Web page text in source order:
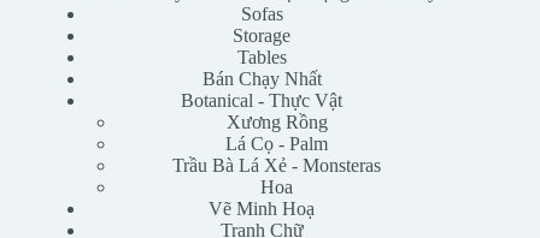
Sofas
Storage
Tables
Bán Chạy Nhất
Botanical - Thực Vật
Xương Rồng
Lá Cọ - Palm
Trầu Bà Lá Xẻ - Monsteras
Hoa
Vẽ Minh Hoạ
Tranh Chữ